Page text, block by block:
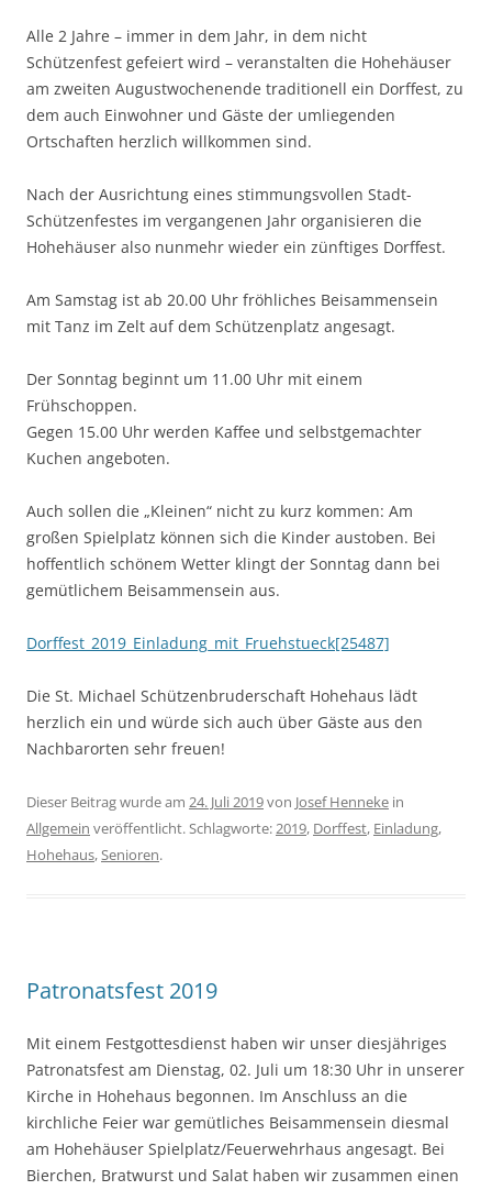
Alle 2 Jahre – immer in dem Jahr, in dem nicht
Schützenfest gefeiert wird – veranstalten die Hohehäuser
am zweiten Augustwochenende traditionell ein Dorffest, zu
dem auch Einwohner und Gäste der umliegenden
Ortschaften herzlich willkommen sind.
Nach der Ausrichtung eines stimmungsvollen Stadt-
Schützenfestes im vergangenen Jahr organisieren die
Hohehäuser also nunmehr wieder ein zünftiges Dorffest.
Am Samstag ist ab 20.00 Uhr fröhliches Beisammensein
mit Tanz im Zelt auf dem Schützenplatz angesagt.
Der Sonntag beginnt um 11.00 Uhr mit einem
Frühschoppen.
Gegen 15.00 Uhr werden Kaffee und selbstgemachter
Kuchen angeboten.
Auch sollen die „Kleinen“ nicht zu kurz kommen: Am
großen Spielplatz können sich die Kinder austoben. Bei
hoffentlich schönem Wetter klingt der Sonntag dann bei
gemütlichem Beisammensein aus.
Dorffest_2019_Einladung_mit_Fruehstueck[25487]
Die St. Michael Schützenbruderschaft Hohehaus lädt
herzlich ein und würde sich auch über Gäste aus den
Nachbarorten sehr freuen!
Dieser Beitrag wurde am 24. Juli 2019von Josef Henneke in
Allgemein veröffentlicht. Schlagworte:2019, Dorffest, Einladung,
Hohehaus,Senioren.
Patronatsfest 2019
Mit einem Festgottesdienst haben wir unser diesjähriges
Patronatsfest am Dienstag, 02. Juli um 18:30 Uhr in unserer
Kirche in Hohehaus begonnen. Im Anschluss an die
kirchliche Feier war gemütliches Beisammensein diesmal
am Hohehäuser Spielplatz/Feuerwehrhaus angesagt. Bei
Bierchen, Bratwurst und Salat haben wir zusammen einen